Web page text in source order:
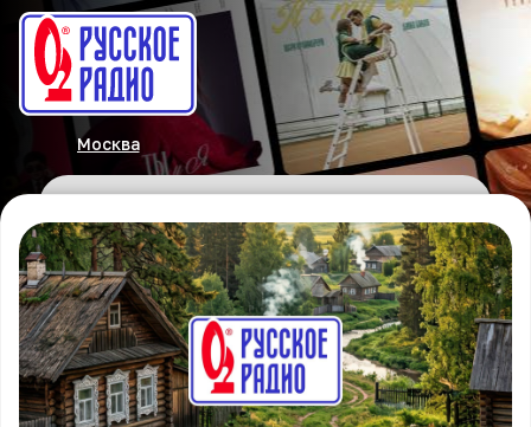
Москва